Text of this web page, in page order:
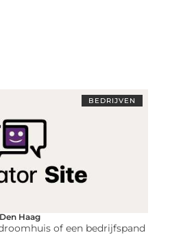
BEDRIJVEN
Haag
of een bedrijfspand